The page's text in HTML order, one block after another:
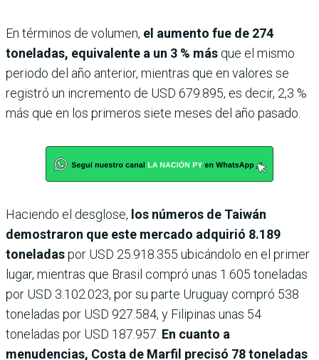
En términos de volumen, el aumento fue de 274
toneladas, equivalente a un 3 % más que el mismo
periodo del año anterior, mientras que en valores se
registró un incremento de USD 679.895, es decir, 2,3 %
más que en los primeros siete meses del año pasado.
Haciendo el desglose, los números de Taiwán
demostraron que este mercado adquirió 8.189
toneladaspor USD 25.918.355 ubicándolo en el primer
lugar, mientras que Brasil compró unas 1.605 toneladas
por USD 3.102.023, por su parte Uruguay compró 538
toneladas por USD 927.584, y Filipinas unas 54
toneladas por USD 187.957. En cuanto a
menudencias, Costa de Marfil precisó 78 toneladas